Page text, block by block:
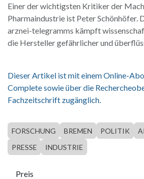
Einer der wichtigsten Kritiker der
Pharmaindustrie ist Peter Schönhöfer.
arznei-telegramms kämpft
die Hersteller gefährlicher und
Dieser Artikel ist mit einem Online-
Complete sowie über die
Fachzeitschrift zugänglich.
FORSCHUNG BREMEN POLITIK
PRESSE
INDUSTRIE
Preis